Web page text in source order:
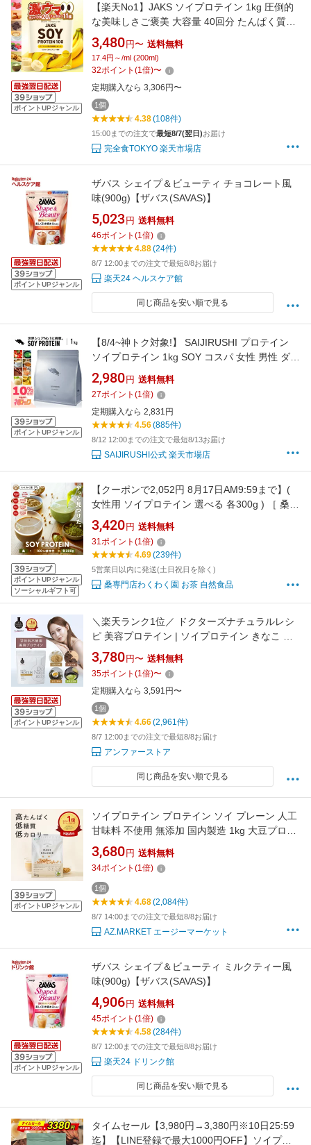
ポイントUPジャンル
【楽天No1】JAKS ソイプロテイン 1kg 圧倒的
な美味しさご褒美 大容量 40回分 たんぱく質
20g 1/3日分のビタミン11種100%以上 だまにな
らず溶けやすい JAKS ジャックス 国内製造 チ
ョコレート バナナ キャラメル イチゴミルク 抹
3,480 円〜 送料無料
17.4円～/ml (200ml)
32ポイント (1倍)〜
定期購入なら 3,306円〜
1個
4.38(108件)
15:00までの注文で最短8/7(翌日)お届け
完全食TOKYO 楽天市場店
ポイントUPジャンル
ザバス シェイプ＆ビューティ チョコレート風
味(900g)【ザバス(SAVAS)】
5,023 円 送料無料
46ポイント (1倍)
4.88(24件)
8/7 12:00までの注文で最短8/8お届け
楽天24 ヘルスケア館
同じ商品を安い順で見る
ポイントUPジャンル
【8/4~神トク対象!】 SAIJIRUSHI プロテイン
ソイプロテイン 1kg SOY コスパ 女性 男性 ダイ
エット プロテインダイエット 置き換えダイエ
ット ファスティング 置き換え シェイク ドリン
ク たんぱく質 低糖質 低脂質 国内製造 美味しい
満腹感
2,980 円 送料無料
27ポイント (1倍)
定期購入なら 2,831円
4.56(885件)
8/12 12:00までの注文で最短8/13お届け
SAIJIRUSHI公式 楽天市場店
ポイントUPジャンル
ソーシャルギフト可
【クーポンで2,052円 8月17日AM9:59まで】(
女性用 ソイプロテイン 選べる 各300g ) ［ 桑
きなこ or 桑 カカオ ］ わくわく園 送料無料
100%植物性 桑の葉 有機桑葉 置き換え 植物性
大豆 きな粉 黒糖 てんさい糖 タンパク質 国内生
産 人工甘味料不使用
3,420 円 送料無料
31ポイント (1倍)
4.69(239件)
5営業日以内に発送(土日祝日を除く)
桑専門店わくわく園 お茶 自然食品
ポイントUPジャンル
＼楽天ランク1位／ ドクターズナチュラルレシ
ピ 美容プロテイン | ソイプロテイン きなこ シ
ェイカー 女性 無添加 甘味料不使用 置き換えダ
イエット 大豆 ビタミンc 短鎖脂肪酸 食物繊維
セラミド オリゴ糖 乳酸菌 ビフィズス菌 きなこ
チョコ ほうじ茶 抹茶豆乳 森香澄
3,780 円〜 送料無料
35ポイント (1倍)〜
定期購入なら 3,591円〜
1個
4.66(2,961件)
8/7 12:00までの注文で最短8/8お届け
アンファーストア
同じ商品を安い順で見る
ポイントUPジャンル
ソイプロテイン プロテイン ソイ プレーン 人工
甘味料 不使用 無添加 国内製造 1kg 大豆プロテ
イン 植物性プロテイン タンパク質 妊婦 妊活 妊
娠 女性 サプリ 鉄 ビタミン ミネラル 乳酸菌 食
物繊維 健康 美容 MAKE BALANCE 置き換え ダ
イエット FIXIT
3,680 円 送料無料
34ポイント (1倍)
1個
4.68(2,084件)
8/7 14:00までの注文で最短8/8お届け
AZ.MARKET エージーマーケット
ポイントUPジャンル
ザバス シェイプ＆ビューティ ミルクティー風
味(900g)【ザバス(SAVAS)】
4,906 円 送料無料
45ポイント (1倍)
4.58(284件)
8/7 12:00までの注文で最短8/8お届け
楽天24 ドリンク館
同じ商品を安い順で見る
タイムセール【3,980円→3,380円※10日25:59
迄】【LINE登録で最大1000円OFF】ソイプロ